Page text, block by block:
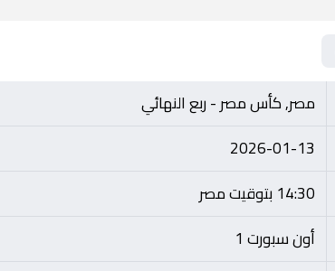
مصر, كأس مصر - ربع النهائي
2026-01-13
14:30 بتوقيت مصر
أون سبورت 1